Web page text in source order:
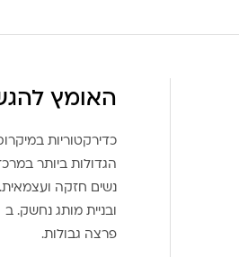
האומץ
כדירקטוריות
הגדולות ביותר
נשים חזקה
ובניית מותג
פרצה גבולות.